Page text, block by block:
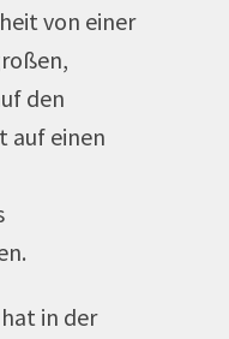
von einer
den
auf einen
hat in der